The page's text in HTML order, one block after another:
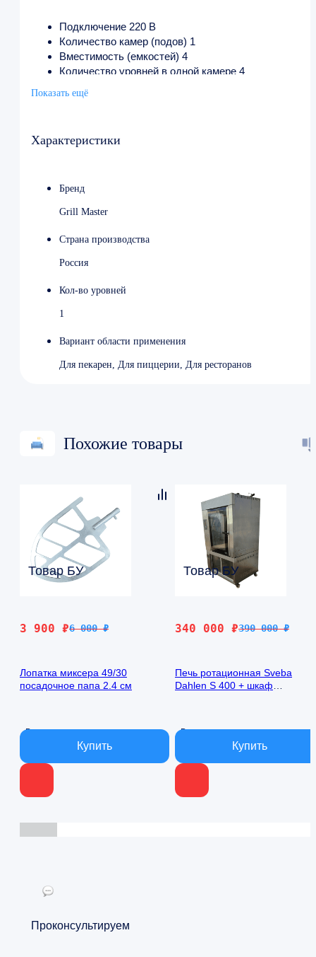
Подключение 220 В
Количество камер (подов) 1
Вместимость (емкостей) 4
Количество уровней в одной камере 4
Размер гастроемкости 650×530 мм
Ширина 800 мм
Вес 75 кг
Показать ещё
Характеристики
Бренд
Grill Master
Страна производства
Россия
Кол-во уровней
1
Вариант области применения
Для пекарен, Для пиццерии, Для ресторанов
Похожие товары
Товар БУ
6 000₽
Первоначальная
6
3 900 ₽
Текущая
900 ₽.
Лопатка миксера 49/30
посадочное папа 2.4 см
В наличии
Товар БУ
390 000₽
Первоначальная
390
340 000 ₽
Текущая
000 ₽.
Печь ротационная Sveba
Dahlen S 400 + шкаф
В наличии
Проконсультируем